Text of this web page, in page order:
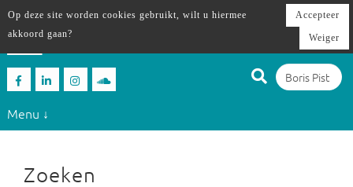
Menu ↓
Zoeken
Op deze site worden cookies gebruikt, wilt u hiermee
akkoord gaan?
Accepteer
Weiger